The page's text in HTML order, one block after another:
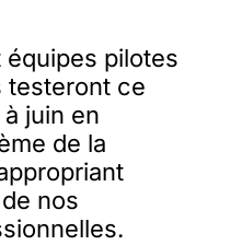
pilotes
testeront ce
juin en
de la
nos